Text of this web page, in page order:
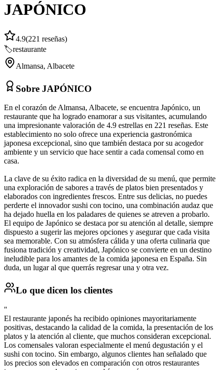
JAPÓNICO
4.9(221 reseñas)
🏷️restaurante
Almansa, Albacete
Sobre JAPÓNICO
En el corazón de Almansa, Albacete, se encuentra Japónico, un
restaurante que ha logrado enamorar a sus visitantes, acumulando
una impresionante valoración de 4.9 estrellas en 221 reseñas. Este
establecimiento no solo ofrece una experiencia gastronómica
japonesa excepcional, sino que también destaca por su acogedor
ambiente y un servicio que hace sentir a cada comensal como en
casa.
La clave de su éxito radica en la diversidad de su menú, que permite
una exploración de sabores a través de platos bien presentados y
elaborados con ingredientes frescos. Entre sus delicias, no puedes
perderte el innovador sushi con tocino, una combinación audaz que
ha dejado huella en los paladares de quienes se atreven a probarlo.
El equipo de Japónico se destaca por su atención al detalle, siempre
dispuesto a sugerir las mejores opciones y asegurar que cada visita
sea memorable. Con su atmósfera cálida y una oferta culinaria que
fusiona tradición y creatividad, Japónico se convierte en un destino
ineludible para los amantes de la comida japonesa en España. Sin
duda, un lugar al que querrás regresar una y otra vez.
Lo que dicen los clientes
"
El restaurante japonés ha recibido opiniones mayoritariamente
positivas, destacando la calidad de la comida, la presentación de los
platos y la atención al cliente, que muchos consideran excepcional.
Los comensales valoran especialmente el menú degustación y el
sushi con tocino. Sin embargo, algunos clientes han señalado que
los precios son elevados en comparación con otros restaurantes